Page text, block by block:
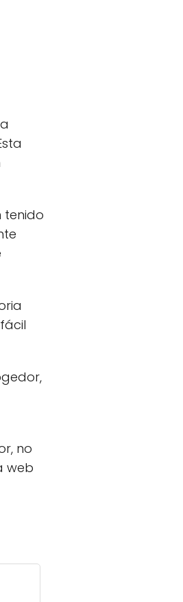
tenido
no
web